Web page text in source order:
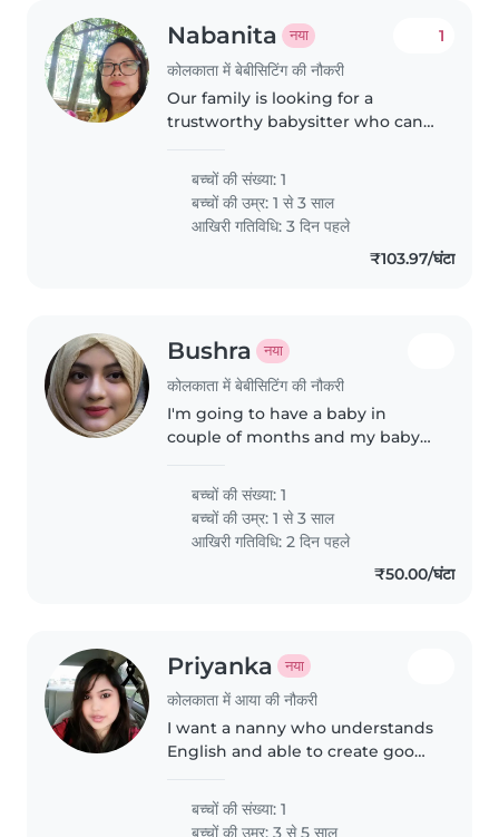
Nabanita नया
कोलकाता में बेबीसिटिंग की नौकरी
1
Our family is looking for a
trustworthy babysitter who can
old. We need a experience baby
sitter who can manage
hyperactive free to contact me
बच्चों की संख्या: 1
बच्चों की उम्र:1 से 3 साल
आखिरी गतिविधि: 3 दिन पहले
₹103.97/घंटा
Bushra नया
कोलकाता में बेबीसिटिंग की नौकरी
I'm going to have a baby in
couple of months and my baby
she's extremely tacky to deal
with
बच्चों की संख्या: 1
बच्चों की उम्र:1 से 3 साल
आखिरी गतिविधि: 2 दिन पहले
₹50.00/घंटा
Priyanka नया
कोलकाता में आया की नौकरी
I want a nanny who understands
English and able to create good
बच्चों की संख्या: 1
बच्चों की उम्र:3 से 5 साल